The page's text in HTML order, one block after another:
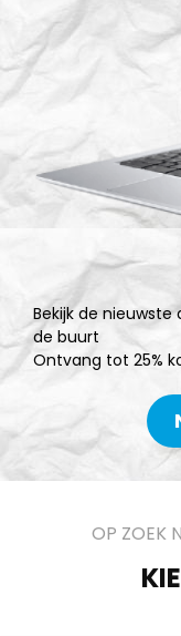
Bekijk de
de buurt
Ontvang tot 25%
OP ZOEK